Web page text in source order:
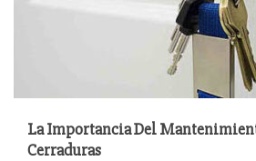
La Importancia Del
Cerraduras